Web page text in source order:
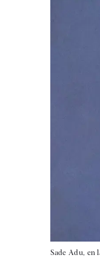
Sade Adu, en